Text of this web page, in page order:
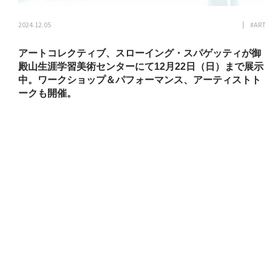
2024.12.05 #ART
アートコレクティブ、スローイング・スパゲッティが御
殿山生涯学習美術センターにて12月22日（日）まで展示
中。ワークショップ＆パフォーマンス、アーティストト
ークも開催。